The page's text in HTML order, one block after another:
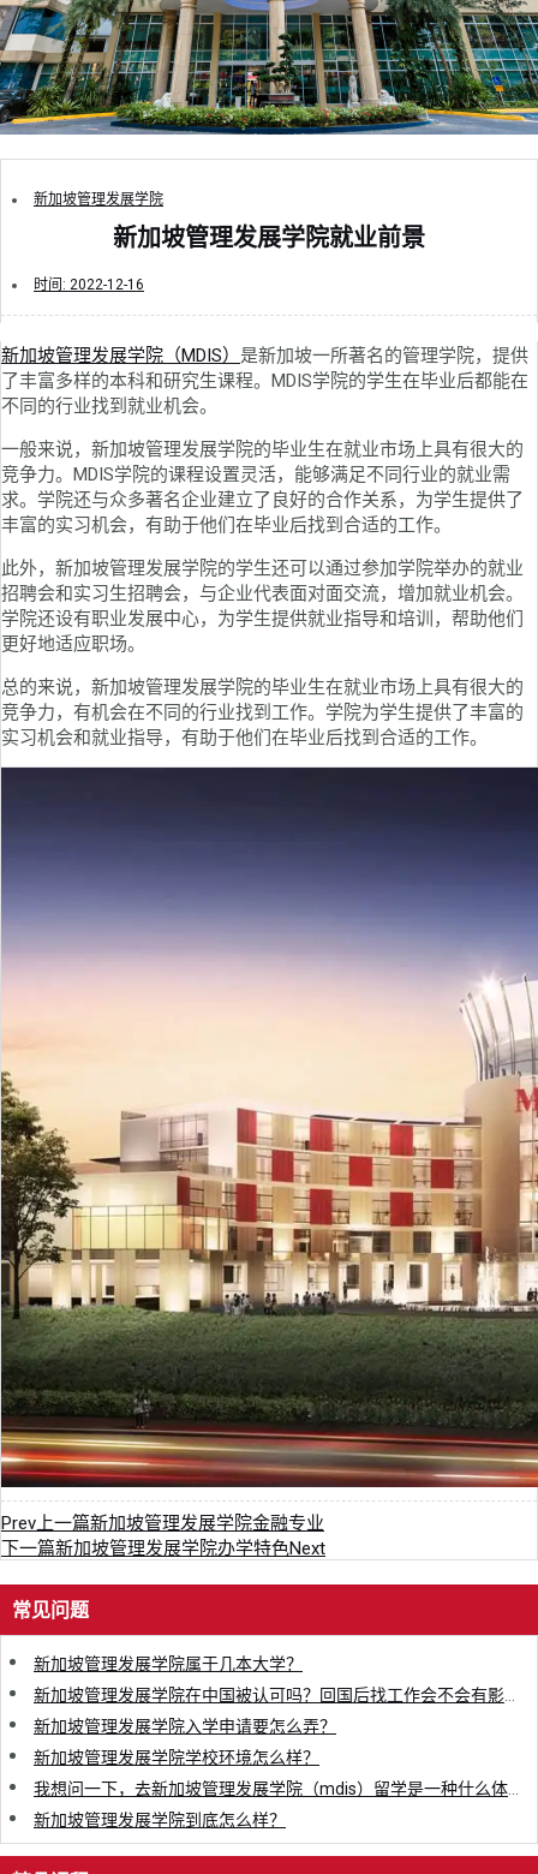
新加坡管理发展学院
新加坡管理发展学院就业前景
时间: 2022-12-16
新加坡管理发展学院（MDIS） 是新加坡一所著名的管理学院，提供
了丰富多样的本科和研究生课程。MDIS学院的学生在毕业后都能在
不同的行业找到就业机会。
一般来说，新加坡管理发展学院的毕业生在就业市场上具有很大的
竞争力。MDIS学院的课程设置灵活，能够满足不同行业的就业需
求。学院还与众多著名企业建立了良好的合作关系，为学生提供了
丰富的实习机会，有助于他们在毕业后找到合适的工作。
此外，新加坡管理发展学院的学生还可以通过参加学院举办的就业
招聘会和实习生招聘会，与企业代表面对面交流，增加就业机会。
学院还设有职业发展中心，为学生提供就业指导和培训，帮助他们
更好地适应职场。
总的来说，新加坡管理发展学院的毕业生在就业市场上具有很大的
竞争力，有机会在不同的行业找到工作。学院为学生提供了丰富的
实习机会和就业指导，有助于他们在毕业后找到合适的工作。
Prev上一篇新加坡管理发展学院金融专业
下一篇新加坡管理发展学院办学特色Next
常见问题
新加坡管理发展学院属于几本大学？
新加坡管理发展学院入学申请要怎么弄？
新加坡管理发展学院学校环境怎么样？
新加坡管理发展学院到底怎么样？